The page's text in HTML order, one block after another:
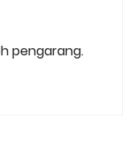
pengarang.